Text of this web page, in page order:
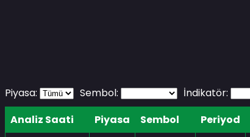
Piyasa:
Sembol: İndikatör:
Analiz Saati
Piyasa Sembol Periyod